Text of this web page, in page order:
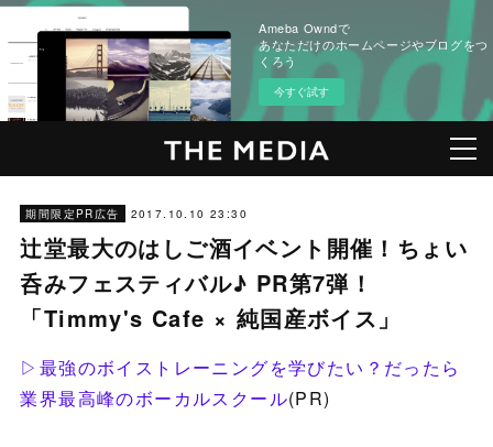
Ameba Owndで
あなただけのホームページやブログをつ
くろう
今すぐ試す
期間限定PR広告 2017.10.10 23:30
辻堂最大のはしご酒イベント開催！ちょい
呑みフェスティバル♪ PR第7弾！
「Timmy's Cafe × 純国産ボイス」
▷最強のボイストレーニングを学びたい？だったら
業界最高峰のボーカルスクール(PR)